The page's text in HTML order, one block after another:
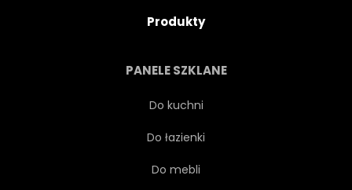
Produkty
PANELE SZKLANE
Do kuchni
Do łazienki
Do mebli